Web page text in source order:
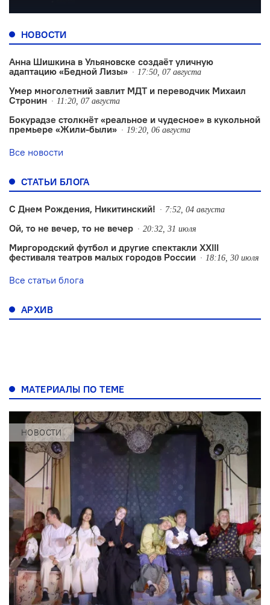
НОВОСТИ
Анна Шишкина в Ульяновске создаëт уличную
адаптацию «Бедной Лизы»
17:50, 07 августа
Умер многолетний завлит МДТ и переводчик Михаил
Стронин
11:20, 07 августа
Бокурадзе столкнëт «реальное и чудесное» в кукольной
премьере «Жили-были»
19:20, 06 августа
Все новости
СТАТЬИ БЛОГА
С Днем Рождения, Никитинский! 7:52, 04 августа
Ой, то не вечер, то не вечер 20:32, 31 июля
Миргородский футбол и другие спектакли XXIII
фестиваля театров малых городов России
18:16, 30 июля
Все статьи блога
АРХИВ
МАТЕРИАЛЫ ПО ТЕМЕ
НОВОСТИ